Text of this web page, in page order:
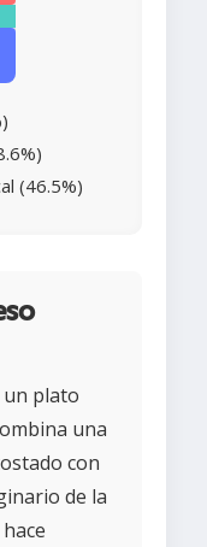
(46.5%)
un plato
una
con
de la